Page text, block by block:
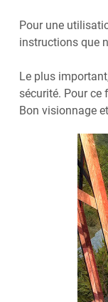
Pour une
instructions que
Le plus
sécurité. Pour ce
Bon visionnage